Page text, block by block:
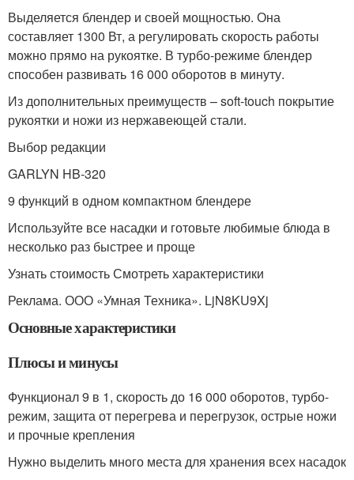
Выделяется блендер и своей мощностью. Она
составляет 1300 Вт, а регулировать скорость работы
можно прямо на рукоятке. В турбо-режиме блендер
способен развивать 16 000 оборотов в минуту.
Из дополнительных преимуществ – soft-touch покрытие
рукоятки и ножи из нержавеющей стали.
Выбор редакции
GARLYN HB-320
9 функций в одном компактном блендере
Используйте все насадки и готовьте любимые блюда в
несколько раз быстрее и проще
Узнать стоимость Смотреть характеристики
Реклама. ООО «Умная Техника». LjN8KU9Xj
Основные характеристики
Плюсы и минусы
Функционал 9 в 1, скорость до 16 000 оборотов, турбо-
режим, защита от перегрева и перегрузок, острые ножи
и прочные крепления
Нужно выделить много места для хранения всех насадок